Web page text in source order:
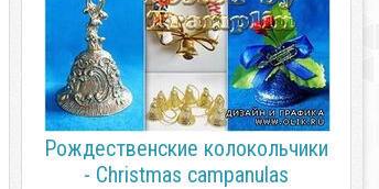
Рождественские колокольчики
- Christmas campanulas